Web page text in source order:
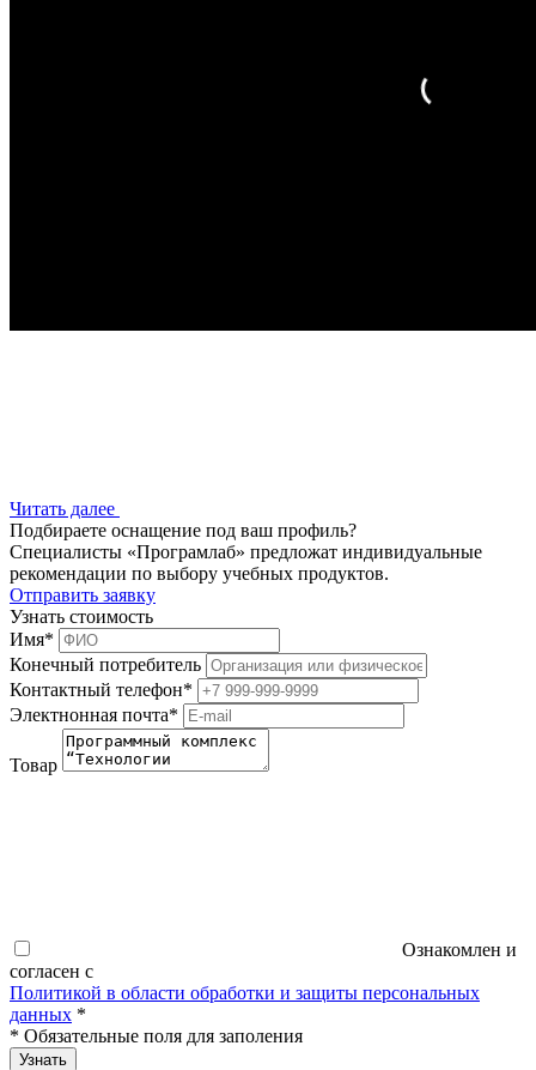
Читать далее
Подбираете оснащение под ваш профиль?
Специалисты «Програмлаб» предложат индивидуальные
рекомендации по выбору учебных продуктов.
Отправить заявку
Узнать стоимость
Имя*
Конечный потребитель
Контактный телефон*
Электнонная почта*
Товар
Ознакомлен и
согласен с
Политикой в области обработки и защиты персональных
данных *
* Обязательные поля для заполения
Узнать